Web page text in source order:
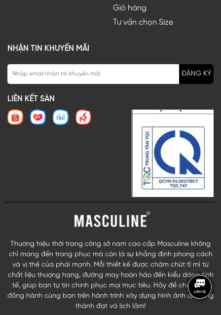
Giỏ hàng
Tư vấn chọn Size
NHẬN TIN KHUYẾN MÃI
ĐĂNG KÝ
LIÊN KẾT SÀN
Thương hiệu thời trang công sở nam cao cấp Masculine không
chỉ mang đến trang phục mà còn là sự khẳng định phong cách
và vị thế của phái mạnh. Mỗi thiết kế được chăm chút tỉ mỉ từ
chất liệu thượng hạng, đường may hoàn hảo đến kiểu dáng tinh
tế, giúp bạn tự tin chinh phục mọi mục tiêu. Hãy để chúng tôi
đồng hành cùng bạn trên hành trình xây dựng hình ảnh quý ông
thành đạt và lịch lãm!